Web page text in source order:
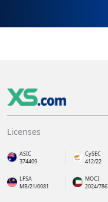
Licenses
ASIC
374409
CySEC
412/22
LFSA
MB/21/0081
MOCI
2024/786